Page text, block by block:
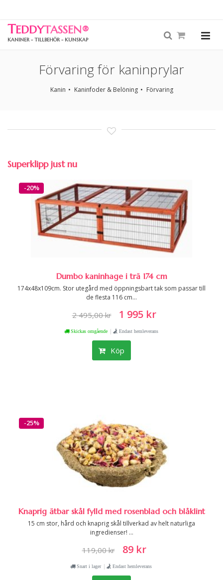
TEDDYTASSEN®
KANINER - TILLBEHÖR - KUNSKAP
Förvaring för kaninprylar
Kanin Kaninfoder & Belöning Förvaring
Superklipp just nu
-20%
Dumbo kaninhage i trä 174 cm
174x48x109cm. Stor utegård med öppningsbart tak som passar till
de flesta 116 cm...
2 495,00 kr 1 995 kr
Skickas omgående | Endast hemleverans
Köp
-25%
Knaprig ätbar skål fylld med rosenblad och blåklint
15 cm stor, hård och knaprig skål tillverkad av helt naturliga
ingredienser! ...
119,00 kr 89 kr
Snart i lager | Endast hemleverans